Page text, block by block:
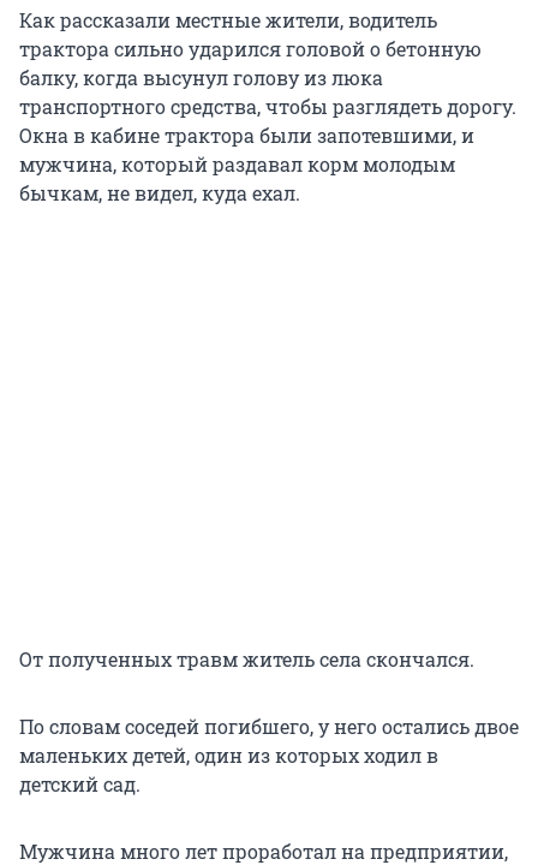
Как рассказали местные жители, водитель
трактора сильно ударился головой о бетонную
балку, когда высунул голову из люка
транспортного средства, чтобы разглядеть дорогу.
Окна в кабине трактора были запотевшими, и
мужчина, который раздавал корм молодым
бычкам, не видел, куда ехал.
От полученных травм житель села скончался.
По словам соседей погибшего, у него остались двое
маленьких детей, один из которых ходил в
детский сад.
Мужчина много лет проработал на предприятии,